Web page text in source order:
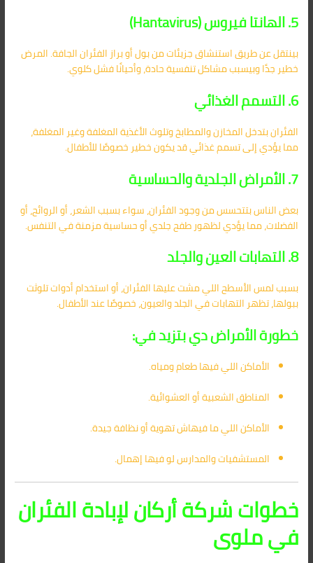
5. الهانتا فيروس (Hantavirus)
بينتقل عن طريق استنشاق جزيئات من بول أو براز الفئران الجافة. المرض
خطير جدًا وبيسبب مشاكل تنفسية حادة، وأحيانًا فشل كلوي.
6. التسمم الغذائي
الفئران بتدخل المخازن والمطابخ وتلوث الأغذية المغلفة وغير المغلفة،
مما يؤدي إلى تسمم غذائي قد يكون خطير خصوصًا للأطفال.
7. الأمراض الجلدية والحساسية
بعض الناس بتتحسس من وجود الفئران، سواء بسبب الشعر، أو الروائح، أو
الفضلات، مما يؤدي لظهور طفح جلدي أو حساسية مزمنة في التنفس.
8. التهابات العين والجلد
بسبب لمس الأسطح اللي مشت عليها الفئران، أو استخدام أدوات تلوثت
ببولها، تظهر التهابات في الجلد والعيون، خصوصًا عند الأطفال.
خطورة الأمراض دي بتزيد في:
الأماكن اللي فيها طعام ومياه.
المناطق الشعبية أو العشوائية.
الأماكن اللي ما فيهاش تهوية أو نظافة جيدة.
المستشفيات والمدارس لو فيها إهمال.
خطوات شركة أركان لإبادة الفئران
في ملوى